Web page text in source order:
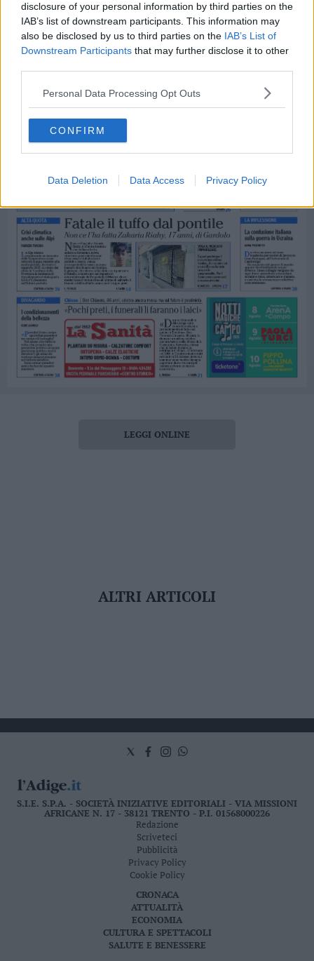
disclosure of your personal information by third parties on the
IAB’s list of downstream participants. This information may
also be disclosed by us to third parties on the IAB’s List of
Downstream Participants that may further disclose it to other
Personal Data Processing Opt Outs
CONFIRM
Data Deletion Data Access Privacy Policy
LEGGI ONLINE
ALTRI ARTICOLI
S.I.E. S.P.A. - SOCIETÀ INIZIATIVE EDITORIALI - VIA MISSIONI
AFRICANE N. 17 - 38121 TRENTO - P.I. 01568000226
Redazione
Scriveteci
Pubblicità
Privacy Policy
Cookie Policy
CRONACA
ATTUALITÀ
ECONOMIA
CULTURA E SPETTACOLI
SALUTE E BENESSERE